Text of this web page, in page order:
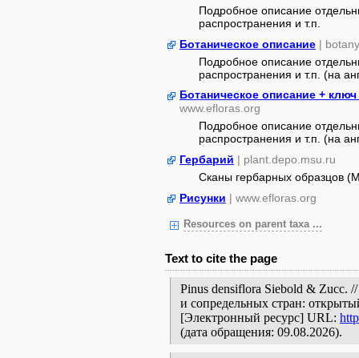
Подробное описание
распространения и т.п.
Ботаническое описание |
Подробное описание
распространения и т.п. (на
Ботаническое описание +
www.efloras.org
Подробное описание
распространения и т.п. (на
Гербарий | plant.depo.msu.ru
Сканы гербарных образцов
Рисунки | www.efloras.org
Resources on parent taxa ...
Text to cite the page
Pinus densiflora Siebold & Zucc.
и сопредельных стран:
[Электронный ресурс] URL:
(дата обращения: 09.08.2026).